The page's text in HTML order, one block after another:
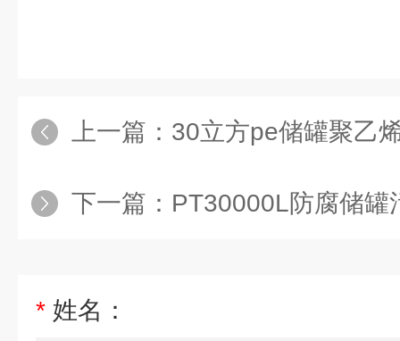
上一篇： 30立方pe储罐聚乙烯PE水箱
下一篇： PT30000L防腐储罐污水处理厂30
* 姓名：